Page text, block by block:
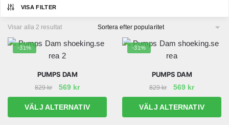
VISA FILTER
Visar alla 2 resultatSortera
popularitet
-31%
PUMPS DAM
829kr
Det
ursprungliga
priset
var:
569 krDet
nuvarande
priset
är:
VÄLJ ALTERNATIV
Den
här
-31%
PUMPS DAM
829kr
Det
ursprungliga
priset
var:
569 krDet
nuvarande
priset
är:
VÄLJ ALTERNATIV
Den
här